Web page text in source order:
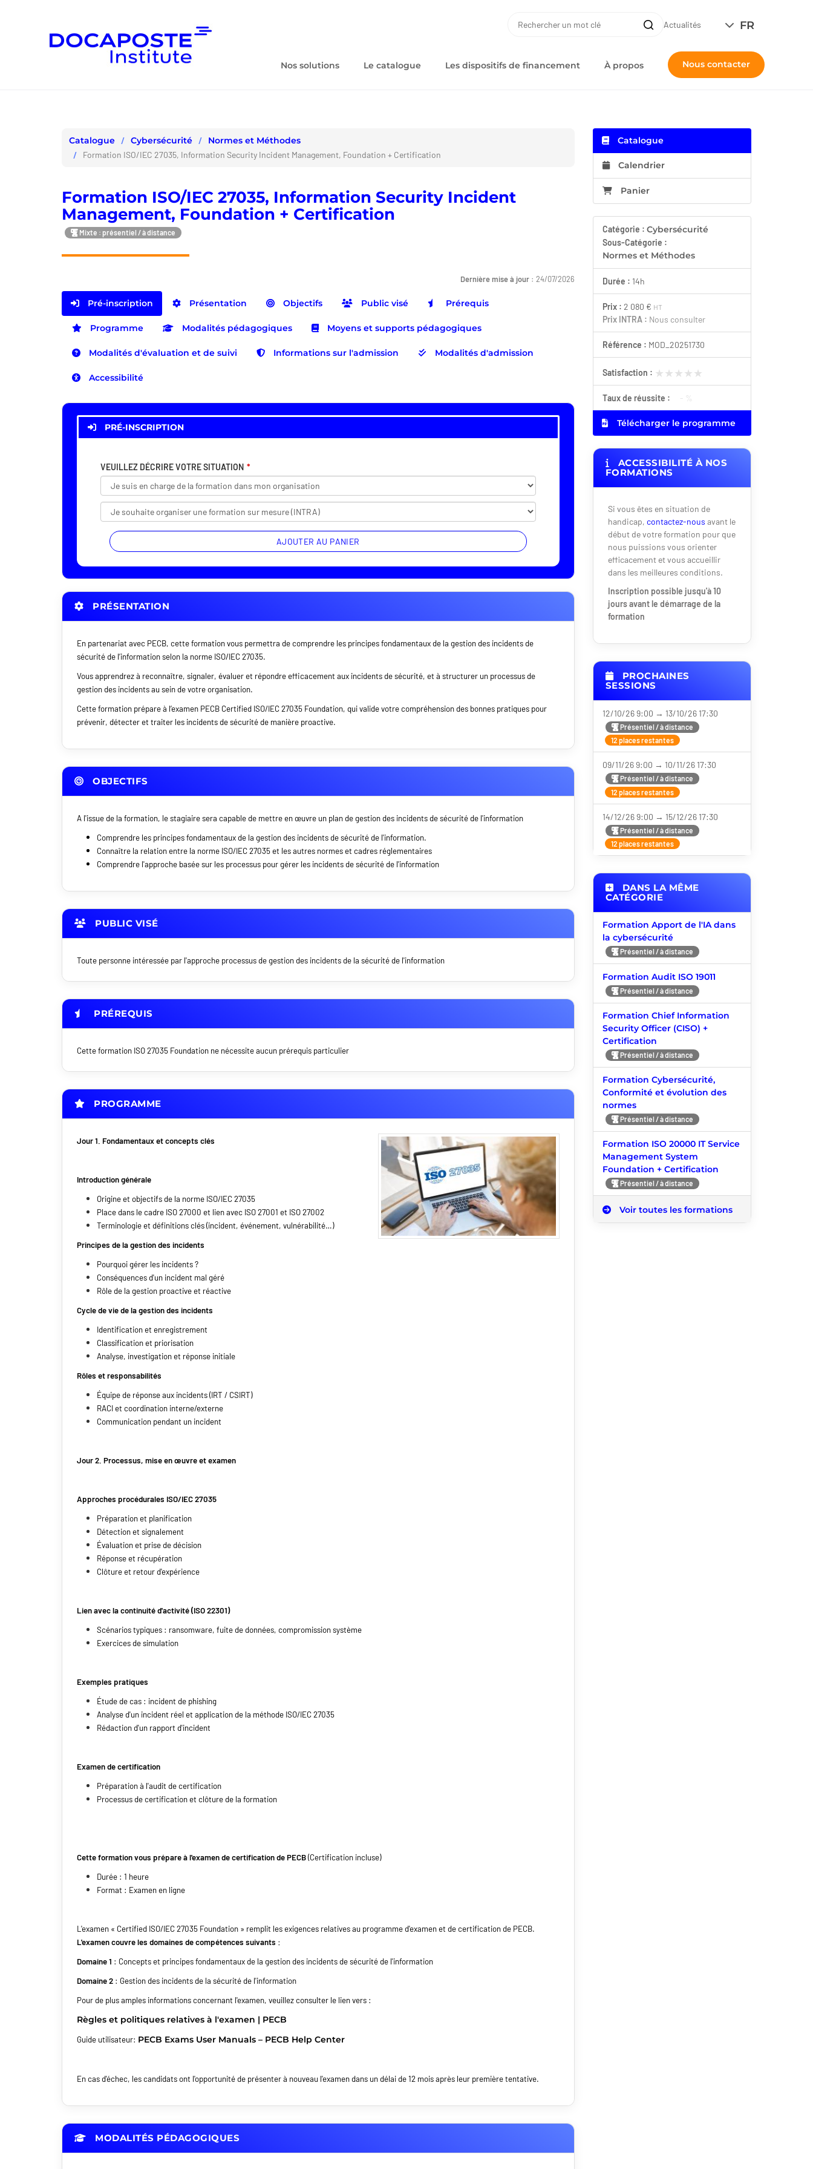
FR
RECHERCHE Recherche
Actualités
Nos solutions Le catalogue Les dispositifs de financement À propos Nous contacter
Catalogue Cybersécurité Normes et Méthodes
Formation ISO/IEC 27035, Information Security Incident Management, Foundation + Certification
Formation ISO/IEC 27035, Information Security Incident
Management, Foundation + Certification
Mixte : présentiel / à distance
Dernière mise à jour : 24/07/2026
Pré-inscription Présentation Objectifs Public visé Prérequis
Programme Modalités pédagogiques Moyens et supports pédagogiques
Modalités d'évaluation et de suivi Informations sur l'admission Modalités d'admission
Accessibilité
PRÉ-INSCRIPTION
VEUILLEZ DÉCRIRE VOTRE SITUATION
AJOUTER AU PANIER
PRÉSENTATION
En partenariat avec PECB, cette formation vous permettra de comprendre les principes fondamentaux de la gestion des incidents de
sécurité de l’information selon la norme ISO/IEC 27035.
Vous apprendrez à reconnaître, signaler, évaluer et répondre efficacement aux incidents de sécurité, et à structurer un processus de
gestion des incidents au sein de votre organisation.
Cette formation prépare à l’examen PECB Certified ISO/IEC 27035 Foundation, qui valide votre compréhension des bonnes pratiques pour
prévenir, détecter et traiter les incidents de sécurité de manière proactive.
OBJECTIFS
A l'issue de la formation, le stagiaire sera capable de mettre en œuvre un plan de gestion des incidents de sécurité de l'information
Comprendre les principes fondamentaux de la gestion des incidents de sécurité de l'information.
Connaître la relation entre la norme ISO/IEC 27035 et les autres normes et cadres réglementaires
Comprendre l'approche basée sur les processus pour gérer les incidents de sécurité de l'information
PUBLIC VISÉ
Toute personne intéressée par l'approche processus de gestion des incidents de la sécurité de l'information
PRÉREQUIS
Cette formation ISO 27035 Foundation ne nécessite aucun prérequis particulier
PROGRAMME
Jour 1. Fondamentaux et concepts clés
Introduction générale
Origine et objectifs de la norme ISO/IEC 27035
Place dans le cadre ISO 27000 et lien avec ISO 27001 et ISO 27002
Terminologie et définitions clés (incident, événement, vulnérabilité…)
Principes de la gestion des incidents
Pourquoi gérer les incidents ?
Conséquences d'un incident mal géré
Rôle de la gestion proactive et réactive
Cycle de vie de la gestion des incidents
Identification et enregistrement
Classification et priorisation
Analyse, investigation et réponse initiale
Rôles et responsabilités
Équipe de réponse aux incidents (IRT / CSIRT)
RACI et coordination interne/externe
Communication pendant un incident
Jour 2. Processus, mise en œuvre et examen
Approches procédurales ISO/IEC 27035
Préparation et planification
Détection et signalement
Évaluation et prise de décision
Réponse et récupération
Clôture et retour d'expérience
Lien avec la continuité d'activité (ISO 22301)
Scénarios typiques : ransomware, fuite de données, compromission système
Exercices de simulation
Exemples pratiques
Étude de cas : incident de phishing
Analyse d'un incident réel et application de la méthode ISO/IEC 27035
Rédaction d'un rapport d'incident
Examen de certification
Préparation à l'audit de certification
Processus de certification et clôture de la formation
Cette formation vous prépare à l'examen de certification de PECB(Certification incluse)
Durée : 1 heure
Format : Examen en ligne
L'examen « Certified ISO/IEC 27035 Foundation » remplit les exigences relatives au programme d'examen et de certification de PECB.
L'examen couvre les domaines de compétences suivants :
Domaine 1 : Concepts et principes fondamentaux de la gestion des incidents de sécurité de l'information
Domaine 2 : Gestion des incidents de la sécurité de l'information
Pour de plus amples informations concernant l'examen, veuillez consulter le lien vers :
Règles et politiques relatives à l'examen | PECB
Guide utilisateur: PECB Exams User Manuals – PECB Help Center
En cas d'échec, les candidats ont l'opportunité de présenter à nouveau l'examen dans un délai de 12 mois après leur première tentative.
MODALITÉS PÉDAGOGIQUES
Catalogue
Calendrier
Panier
Catégorie : Cybersécurité
Sous-Catégorie :
Normes et Méthodes
Durée : 14h
Prix : 2 080 € HT
Prix INTRA : Nous consulter
Référence : MOD_20251730
Satisfaction : ★★★★★
★★★★★
Taux de réussite : - %
Télécharger le programme
ACCESSIBILITÉ À NOS
FORMATIONS
Si vous êtes en situation de
handicap, contactez-nous avant le
début de votre formation pour que
nous puissions vous orienter
efficacement et vous accueillir
dans les meilleures conditions.
Inscription possible jusqu'à 10
jours avant le démarrage de la
formation
PROCHAINES
SESSIONS
12/10/26 9:00 → 13/10/26 17:30
Présentiel / à distance
12 places restantes
09/11/26 9:00 → 10/11/26 17:30
Présentiel / à distance
12 places restantes
14/12/26 9:00 → 15/12/26 17:30
Présentiel / à distance
12 places restantes
DANS LA MÊME
CATÉGORIE
Formation Apport de l'IA dans
la cybersécurité
Présentiel / à distance
Formation Audit ISO 19011
Présentiel / à distance
Formation Chief Information
Security Officer (CISO) +
Certification
Présentiel / à distance
Formation Cybersécurité,
Conformité et évolution des
normes
Présentiel / à distance
Formation ISO 20000 IT Service
Management System
Foundation + Certification
Présentiel / à distance
Voir toutes les formations